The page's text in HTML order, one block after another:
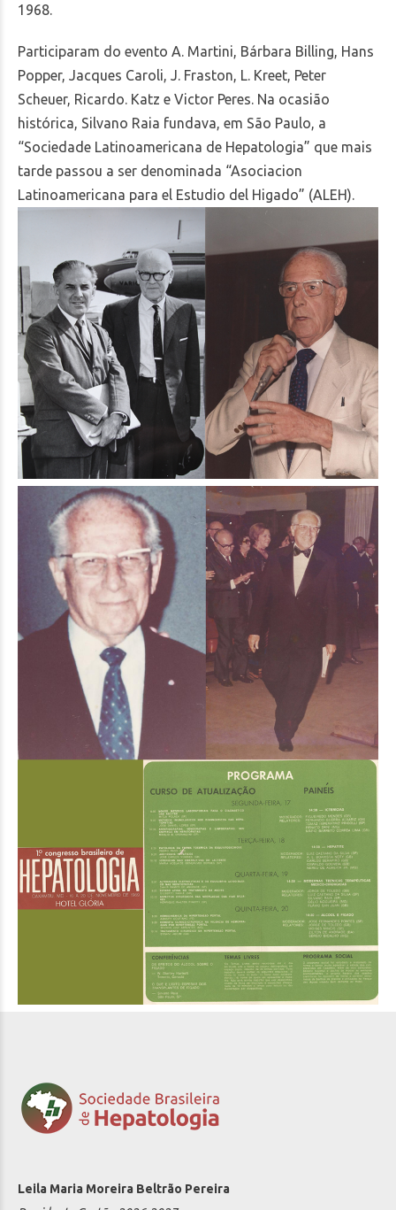
1968.
Participaram do evento A. Martini, Bárbara Billing, Hans
Popper, Jacques Caroli, J. Fraston, L. Kreet, Peter
Scheuer, Ricardo. Katz e Victor Peres. Na ocasião
histórica, Silvano Raia fundava, em São Paulo, a
“Sociedade Latinoamericana de Hepatologia” que mais
tarde passou a ser denominada “Asociacion
Latinoamericana para el Estudio del Higado” (ALEH).
Leila Maria Moreira Beltrão Pereira